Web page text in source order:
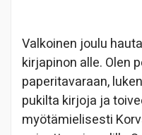
Valkoinen joulu
kirjapinon alle. Olen
paperitavaraan,
pukilta kirjoja ja
myötämielisesti